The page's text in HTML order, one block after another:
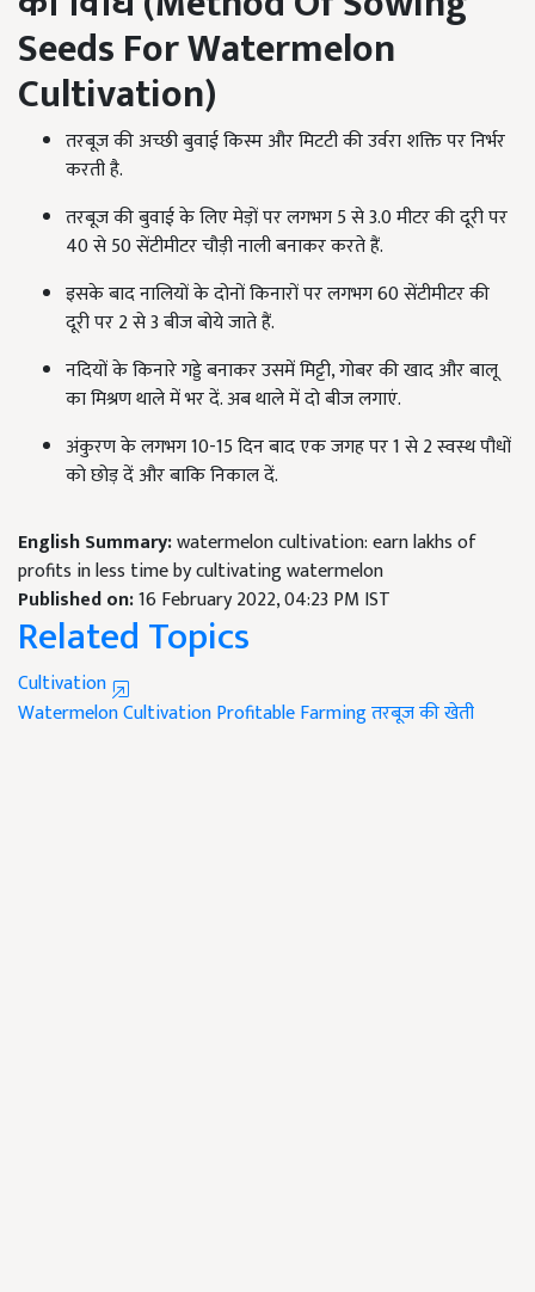
Seeds For Watermelon
Cultivation)
तरबूज की अच्छी बुवाई किस्म और मिटटी की उर्वरा शक्ति पर निर्भर
करती है.
तरबूज की बुवाई के लिए मेड़ों पर लगभग 5 से 3.0 मीटर की दूरी पर
40 से 50 सेंटीमीटर चौड़ी नाली बनाकर करते हैं.
इसके बाद नालियों के दोनों किनारों पर लगभग 60 सेंटीमीटर की
दूरी पर 2 से 3 बीज बोये जाते हैं.
नदियों के किनारे गड्डे बनाकर उसमें मिट्टी, गोबर की खाद और बालू
का मिश्रण थाले में भर दें. अब थाले में दो बीज लगाएं.
अंकुरण के लगभग 10-15 दिन बाद एक जगह पर 1 से 2 स्वस्थ पौधों
को छोड़ दें और बाकि निकाल दें.
English Summary:watermelon cultivation: earn lakhs of
profits in less time by cultivating watermelon
Published on:16 February 2022, 04:23 PM IST
Related Topics
Cultivation
Watermelon CultivationProfitable Farmingतरबूज की खेती